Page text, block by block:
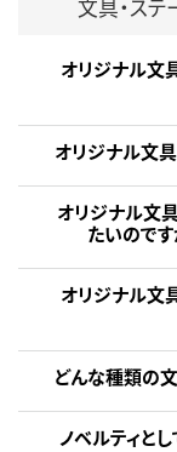
文具・ステ
オリジナル文
オリジナル文
オリジナル文
たいので
オリジナル文
どんな種類の
ノベルティと